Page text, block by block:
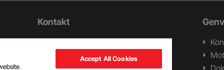
Kontakt
Swerock AB
262 24 Ängelholm
Accept All Cookies